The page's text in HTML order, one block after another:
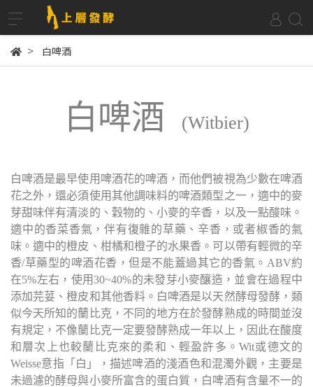
白啤酒
白啤酒 (Witbier)
白啤酒是最早使用啤酒花的啤酒，而他們被視為少數在啤酒
花之外，還必須使用其他調味料的啤酒類型之一，適中的麥
芽甜味伴有清淡的、穀物的、小麥的辛香，以及一點酸味。
適中的香菜香氣，伴有復雜的草藥、辛香，或者椒香的氣
味。適中的橙皮、柑橘和橙子的水果香。可以帶有輕微的辛
香/草藥型的啤酒花香，但是不能蓋過其它的香氣。ABV約
在5%左右，使用30~40%的未發芽小麥釀造，並會在過程中
添加芫荽、橙皮和其他香料。白啤酒是以天然酵母發酵，類
似今天所知的蘭比克，不同的地方在於發酵熟成的時間並沒
有規定，不像蘭比克一定要發酵熟成一年以上，因此在酸度
和層次上也較蘭比克來的柔和、輕盈許多。Wit或德文的
Weisse意指「白」，描述啤酒的淺酒色和混濁外觀，主要是
未過濾的酵母與小麥所富含的蛋白質，白啤酒有含量不一的